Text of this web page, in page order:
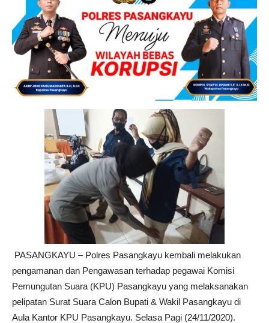
PASANGKAYU – Polres Pasangkayu kembali melakukan
pengamanan dan Pengawasan terhadap pegawai Komisi
Pemungutan Suara (KPU) Pasangkayu yang melaksanakan
pelipatan Surat Suara Calon Bupati & Wakil Pasangkayu di
Aula Kantor KPU Pasangkayu. Selasa Pagi (24/11/2020).